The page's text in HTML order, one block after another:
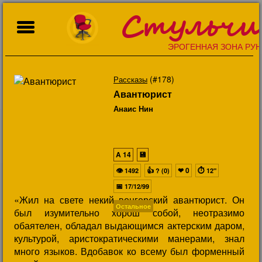
ЭРОГЕННАЯ ЗОНА
Рассказы (#178)
Авантюрист
Анаис Нин
«Жил на свете некий венгерский авантюрист. Он
был изумительно хорош собой, неотразимо
обаятелен, обладал выдающимся актерским даром,
культурой, аристократическими манерами, знал
много языков. Вдобавок ко всему был форменный
A14
💾
👁1492 👍 ? (0) ❤0 ⏱ 12"
📅 17/12/99
Остальное